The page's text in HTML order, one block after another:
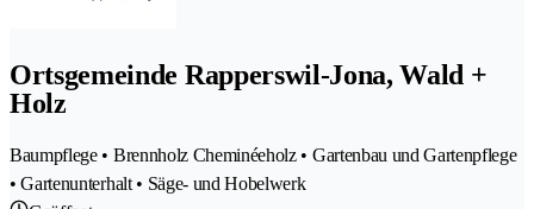
Ortsgemeinde Rapperswil-Jona, Wald +
Holz
Baumpflege • Brennholz Cheminéeholz • Gartenbau und Gartenpflege
• Gartenunterhalt • Säge- und Hobelwerk